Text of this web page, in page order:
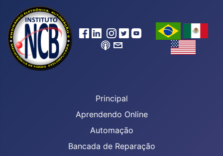
Principal
Aprendendo Online
Automação
Bancada de Reparação